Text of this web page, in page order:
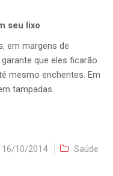
seu lixo
em margens de
que eles ficarão
mesmo enchentes. Em
tampadas.
16/10/2014
Saúde